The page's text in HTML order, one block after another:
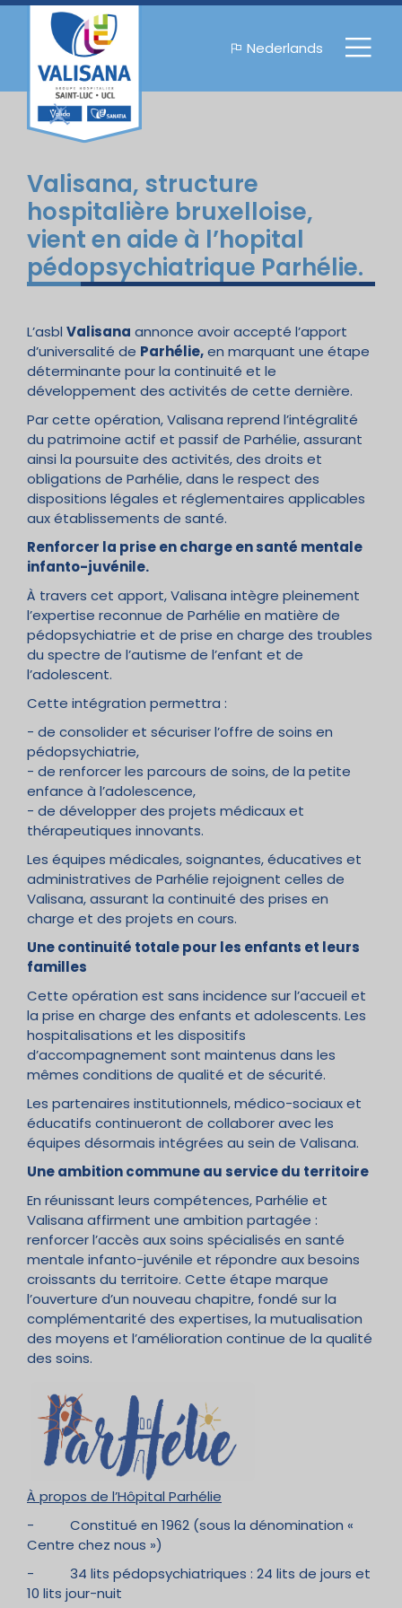
Nederlands
Valisana, structure
hospitalière bruxelloise,
vient en aide à l’hopital
pédopsychiatrique Parhélie.
L’asbl Valisana annonce avoir accepté l’apport
d’universalité de Parhélie,en marquant une étape
déterminante pour la continuité et le
développement des activités de cette dernière.
Par cette opération, Valisana reprend l’intégralité
du patrimoine actif et passif de Parhélie, assurant
ainsi la poursuite des activités, des droits et
obligations de Parhélie, dans le respect des
dispositions légales et réglementaires applicables
aux établissements de santé.
Renforcer la prise en charge en santé mentale
infanto-juvénile.
À travers cet apport, Valisana intègre pleinement
l’expertise reconnue de Parhélie en matière de
pédopsychiatrie et de prise en charge des troubles
du spectre de l’autisme de l’enfant et de
l’adolescent.
Cette intégration permettra :
- de consolider et sécuriser l’offre de soins en
pédopsychiatrie,
- de renforcer les parcours de soins, de la petite
enfance à l’adolescence,
- de développer des projets médicaux et
thérapeutiques innovants.
Les équipes médicales, soignantes, éducatives et
administratives de Parhélie rejoignent celles de
Valisana, assurant la continuité des prises en
charge et des projets en cours.
Une continuité totale pour les enfants et leurs
familles
Cette opération est sans incidence sur l’accueil et
la prise en charge des enfants et adolescents. Les
hospitalisations et les dispositifs
d’accompagnement sont maintenus dans les
mêmes conditions de qualité et de sécurité.
Les partenaires institutionnels, médico-sociaux et
éducatifs continueront de collaborer avec les
équipes désormais intégrées au sein de Valisana.
Une ambition commune au service du territoire
En réunissant leurs compétences, Parhélie et
Valisana affirment une ambition partagée :
renforcer l’accès aux soins spécialisés en santé
mentale infanto-juvénile et répondre aux besoins
croissants du territoire. Cette étape marque
l’ouverture d’un nouveau chapitre, fondé sur la
complémentarité des expertises, la mutualisation
des moyens et l’amélioration continue de la qualité
des soins.
À propos de l’Hôpital Parhélie
- Constitué en 1962 (sous la dénomination «
Centre chez nous »)
- 34 lits pédopsychiatriques : 24 lits de jours et
10 lits jour-nuit